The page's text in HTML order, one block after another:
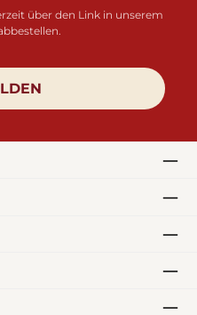
über den Link in unserem